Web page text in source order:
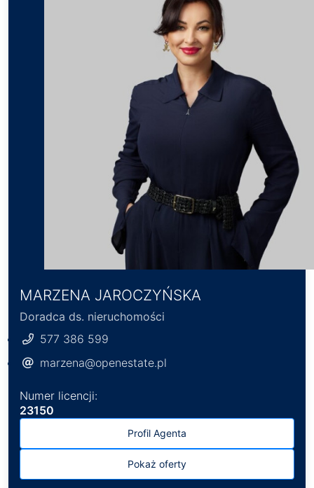
MARZENA JAROCZYŃSKA
Doradca ds. nieruchomości
577 386 599
marzena@openestate.pl
Numer licencji:
23150
Profil Agenta
Pokaż oferty